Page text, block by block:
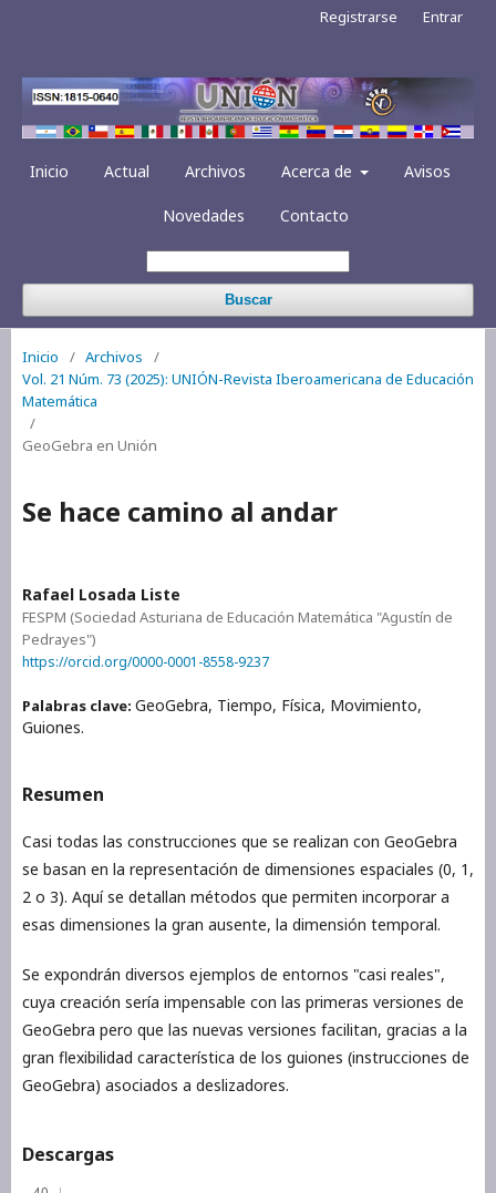
Inicio Actual Archivos Acerca de Avisos
Novedades Contacto
Buscar
Registrarse Entrar
Inicio / Archivos
/
Vol. 21 Núm. 73 (2025): UNIÓN-Revista Iberoamericana de Educación
Matemática
/
GeoGebra en Unión
Se hace camino al andar
Rafael Losada Liste
FESPM (Sociedad Asturiana de Educación Matemática "Agustín de
Pedrayes")
https://orcid.org/0000-0001-8558-9237
Palabras clave: GeoGebra, Tiempo, Física, Movimiento,
Guiones.
Resumen
Casi todas las construcciones que se realizan con GeoGebra
se basan en la representación de dimensiones espaciales (0, 1,
2 o 3). Aquí se detallan métodos que permiten incorporar a
esas dimensiones la gran ausente, la dimensión temporal.
Se expondrán diversos ejemplos de entornos "casi reales",
cuya creación sería impensable con las primeras versiones de
GeoGebra pero que las nuevas versiones facilitan, gracias a la
gran flexibilidad característica de los guiones (instrucciones de
GeoGebra) asociados a deslizadores.
Descargas